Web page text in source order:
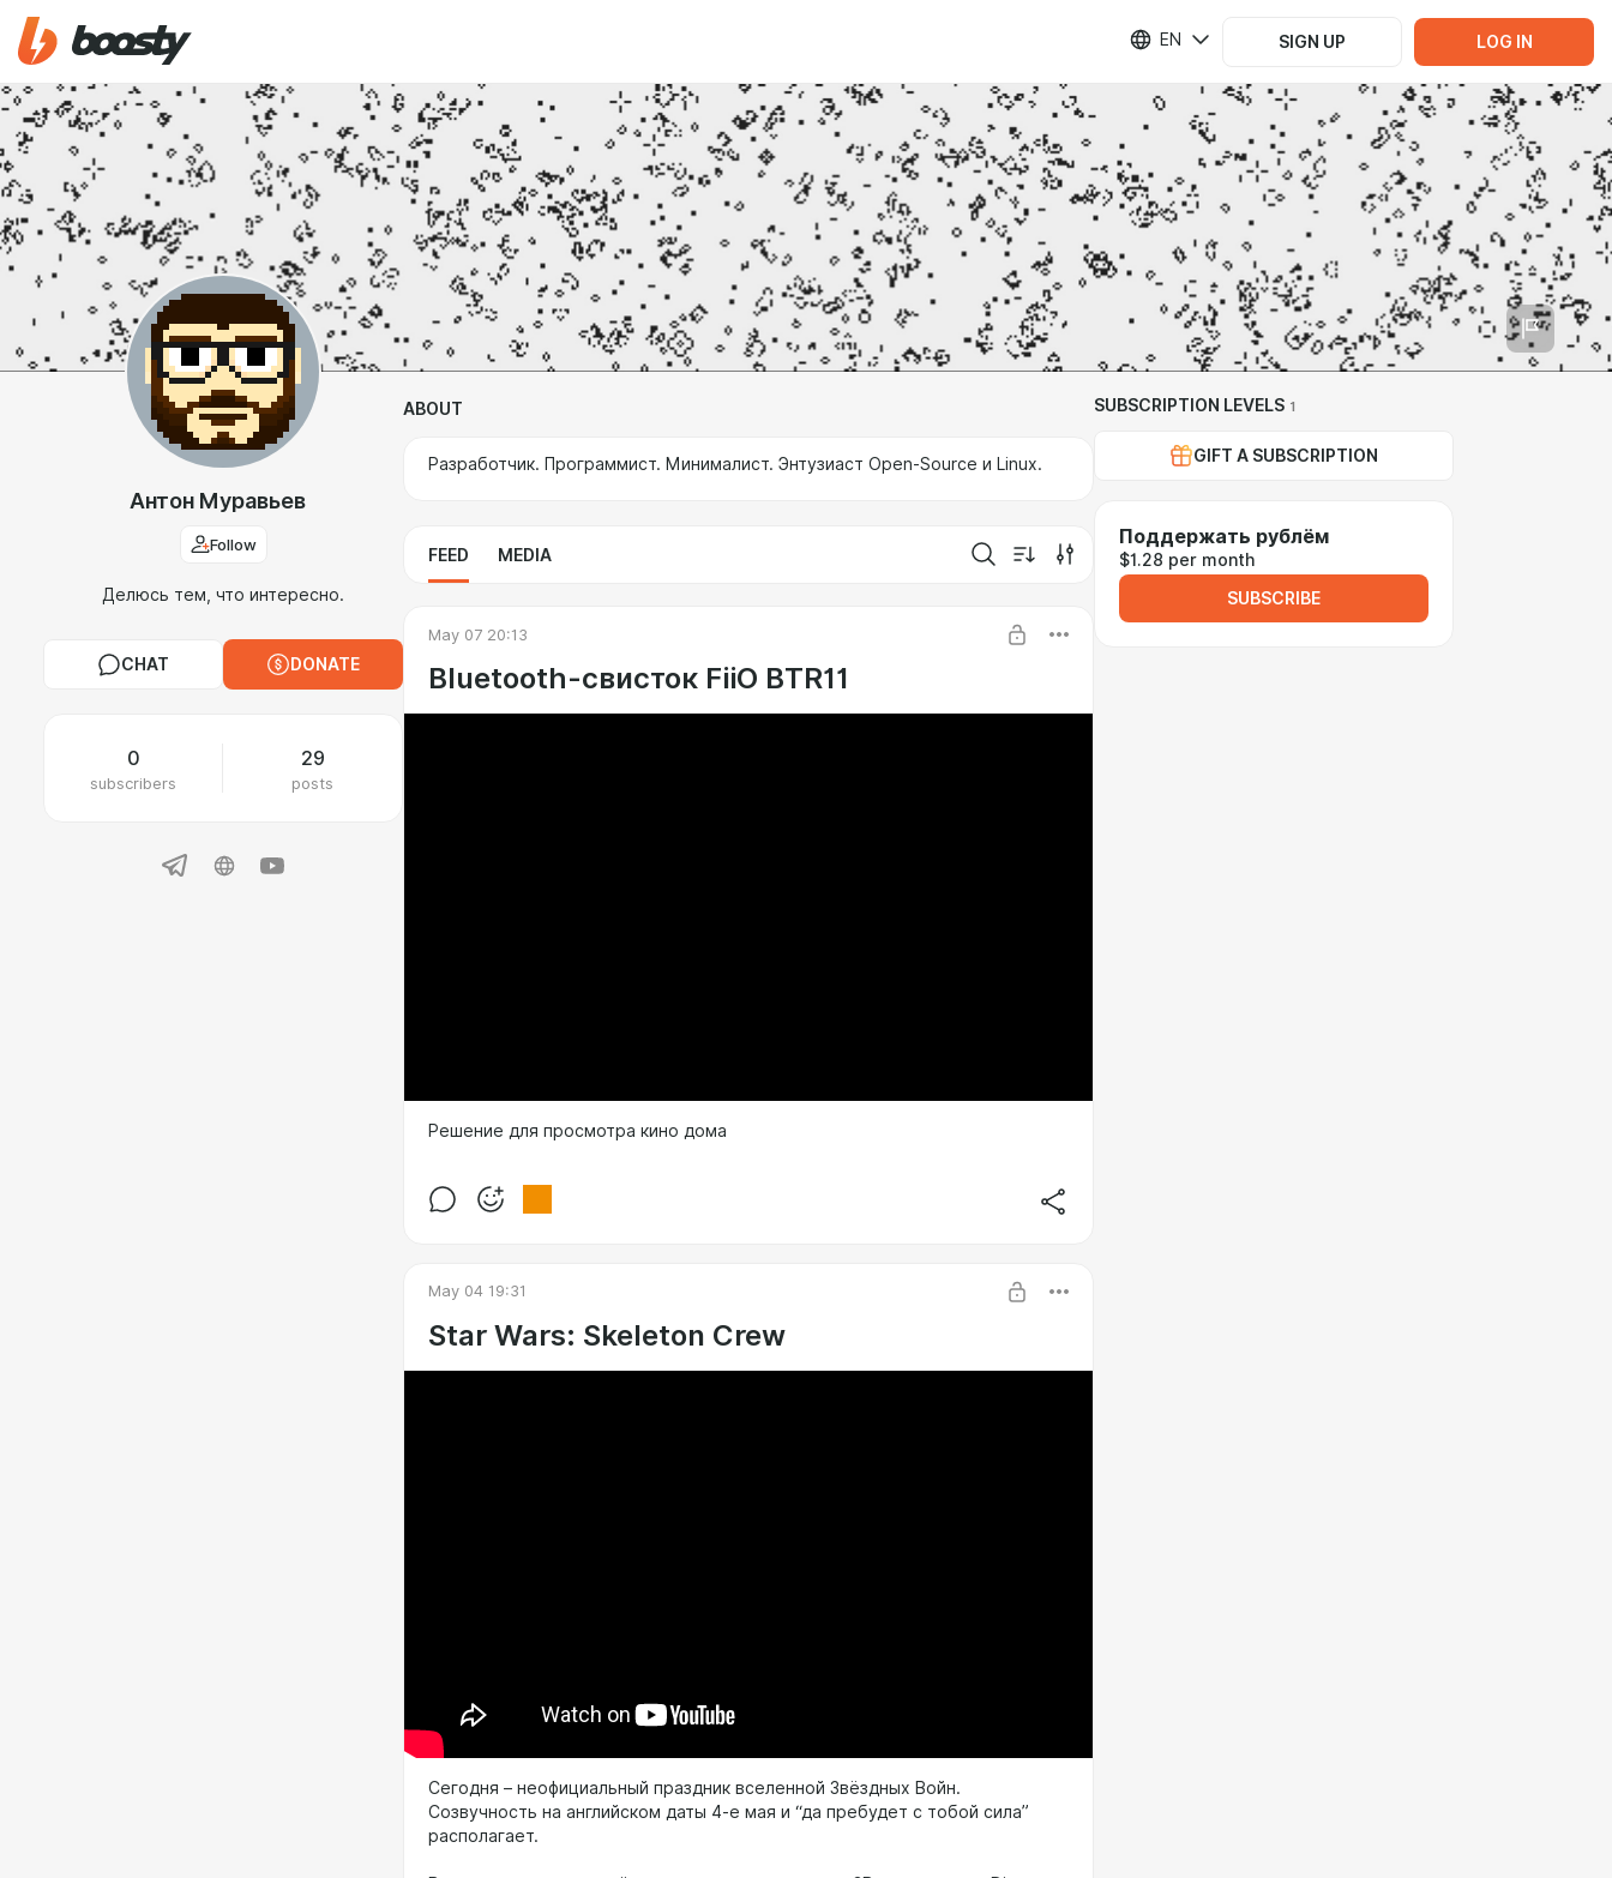
EN SIGN UP LOG IN
Антон Муравьев
Follow
Делюсь тем, что интересно.
CHAT DONATE
0
subscribers
29
posts
ABOUT
Разработчик. Программист. Минималист. Энтузиаст Open-Source и Linux.
FEED MEDIA
May 07 20:13
Bluetooth-свисток FiiO BTR11
Решение для просмотра кино дома
May 04 19:31
Star Wars: Skeleton Crew
Сегодня – неофициальный праздник вселенной Звёздных Войн.
Созвучность на английском даты 4-е мая и “да пребудет с тобой сила”
располагает.
SUBSCRIPTION LEVELS 1
GIFT A SUBSCRIPTION
Поддержать рублём
$1.28 per month
SUBSCRIBE